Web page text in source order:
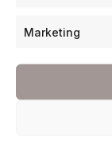
Marketing
03/02/2026
3